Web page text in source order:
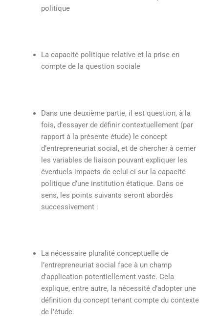
politique
La capacité politique relative et la prise en
compte de la question sociale
Dans une deuxième partie, il est question, à la
fois, d’essayer de définir contextuellement (par
rapport à la présente étude) le concept
d’entrepreneuriat social, et de chercher à cerner
les variables de liaison pouvant expliquer les
éventuels impacts de celui-ci sur la capacité
politique d’une institution étatique. Dans ce
sens, les points suivants seront abordés
successivement :
La nécessaire pluralité conceptuelle de
l’entrepreneuriat social face à un champ
d’application potentiellement vaste. Cela
explique, entre autre, la nécessité d’adopter une
définition du concept tenant compte du contexte
de l’étude.